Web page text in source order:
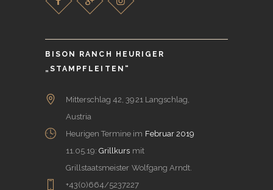
BISON RANCH HEURIGER
„STAMPFLEITEN“
Mitterschlag 42, 3921 Langschlag,
Austria
Heurigen Termine im Februar 2019
11.05.19:Grillkurs mit
Grillstaatsmeister Wolfgang Arndt.
+43(0)664/5237227